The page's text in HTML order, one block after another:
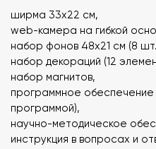
ширма 33х22 см,
web-камера на гибкой
набор фонов 48х21 см (8
набор декораций (12
набор магнитов,
программное обеспечение
программой),
научно-методическое
инструкция в вопросах и